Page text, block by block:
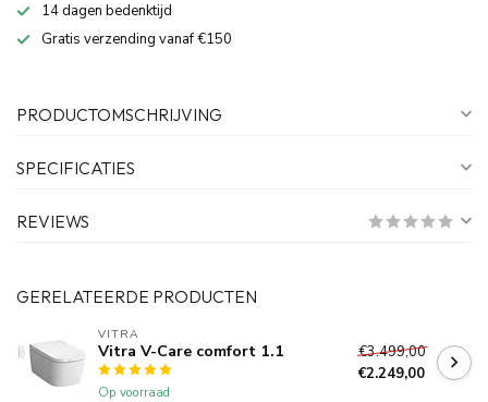
14 dagen bedenktijd
Gratis verzending vanaf €150
PRODUCTOMSCHRIJVING
SPECIFICATIES
REVIEWS
GERELATEERDE PRODUCTEN
VITRA
Vitra V-Care comfort 1.1
Op voorraad
€3.499,00
€2.249,00